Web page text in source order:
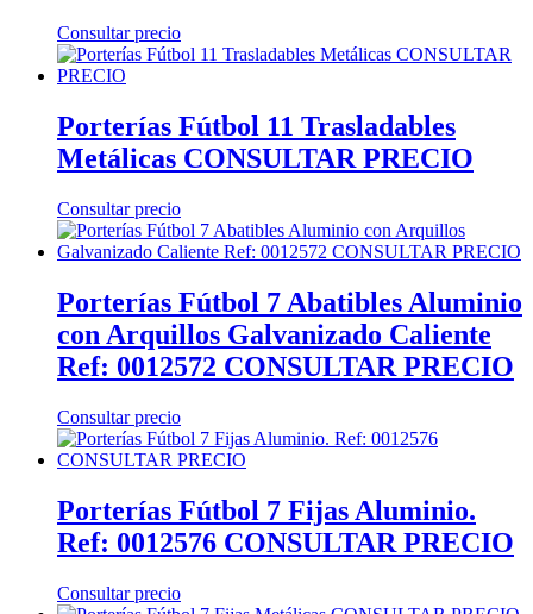
Consultar precio
Porterías Fútbol 11 Trasladables
Metálicas CONSULTAR PRECIO
Consultar precio
Porterías Fútbol 7 Abatibles Aluminio
con Arquillos Galvanizado Caliente
Ref: 0012572 CONSULTAR PRECIO
Consultar precio
Porterías Fútbol 7 Fijas Aluminio.
Ref: 0012576 CONSULTAR PRECIO
Consultar precio